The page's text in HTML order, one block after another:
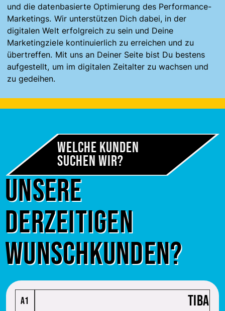
und die datenbasierte Optimierung des Performance-
Marketings. Wir unterstützen Dich dabei, in der
digitalen Welt erfolgreich zu sein und Deine
Marketingziele kontinuierlich zu erreichen und zu
übertreffen. Mit uns an Deiner Seite bist Du bestens
aufgestellt, um im digitalen Zeitalter zu wachsen und
zu gedeihen.
Welche Kunden
Suchen wir?
Unsere
derzeitigen
Wunschkunden?
A1 TIBA